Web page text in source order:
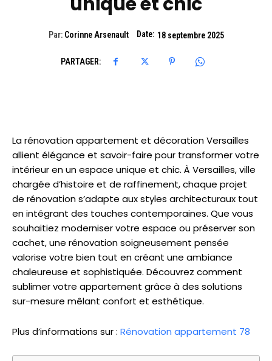
Par: Corinne Arsenault Date: 18 septembre 2025
PARTAGER:
La rénovation appartement et décoration Versailles
allient élégance et savoir-faire pour transformer votre
intérieur en un espace unique et chic. À Versailles, ville
chargée d’histoire et de raffinement, chaque projet
de rénovation s’adapte aux styles architecturaux tout
en intégrant des touches contemporaines. Que vous
souhaitiez moderniser votre espace ou préserver son
cachet, une rénovation soigneusement pensée
valorise votre bien tout en créant une ambiance
chaleureuse et sophistiquée. Découvrez comment
sublimer votre appartement grâce à des solutions
sur-mesure mêlant confort et esthétique.
Plus d’informations sur : Rénovation appartement 78